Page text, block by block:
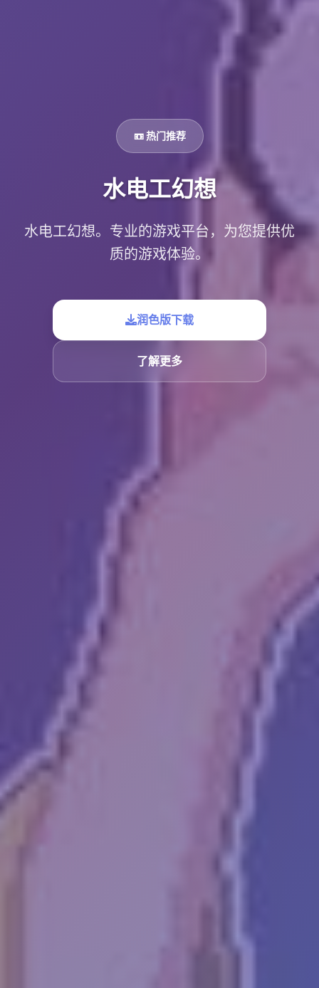
📼 热门推荐
水电工幻想
水电工幻想。专业的游戏平台，为您提供优
质的游戏体验。
润色版下载
了解更多